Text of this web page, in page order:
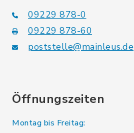
09229 878-0
09229 878-60
poststelle@mainleus.de
Öffnungszeiten
Montag bis Freitag: